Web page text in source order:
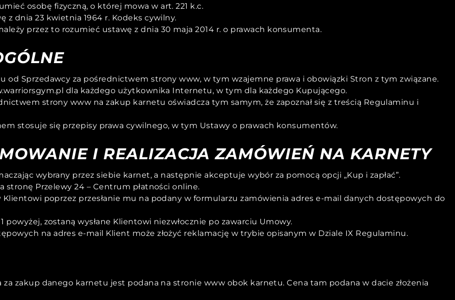
osobę fizyczną, o której mowa w art. 221 k.c.
z dnia 23 kwietnia 1964 r. Kodeks cywilny.
przez to rozumieć ustawę z dnia 30 maja 2014 r. o prawach konsumenta.
od Sprzedawcy za pośrednictwem strony www, w tym wzajemne prawa i obowiązki Stron z tym związane.
dla każdego użytkownika Internetu, w tym dla każdego Kupującego.
strony www na zakup karnetu oświadcza tym samym, że zapoznał się z treścią Regulaminu i
stosuje się przepisy prawa cywilnego, w tym Ustawy o prawach konsumentów.
I REALIZACJA ZAMÓWIEŃ NA KARNETY
wybrany przez siebie karnet, a następnie akceptuje wybór za pomocą opcji „Kup i zapłać”.
Przelewy 24 – Centrum płatności online.
poprzez przesłanie mu na podany w formularzu zamówienia adres e-mail danych dostępowych do
zostaną wysłane Klientowi niezwłocznie po zawarciu Umowy.
na adres e-mail Klient może złożyć reklamację w trybie opisanym w Dziale IX Regulaminu.
za zakup danego karnetu jest podana na stronie www obok karnetu. Cena tam podana w dacie złożenia